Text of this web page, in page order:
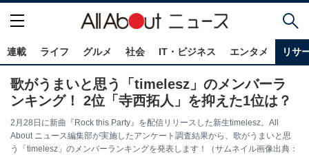
連載 ライフ グルメ 社会 IT・ビジネス エンタメ リサ
歌がうまいと思う「timelesz」のメンバーラ
ンキング！ 2位「寺西拓人」を抑えた1位は？
2月28日に新曲『Rock this Party』を配信リリースした新生timelesz。All
About ニュース編集部が実施したアンケート調査結果から、歌がうまいと思
う「timelesz」のメンバーランキングを発表します！（サムネイル画像出典：